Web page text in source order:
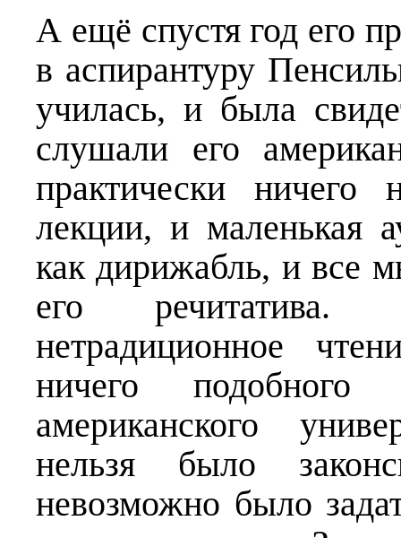
А ещё спустя год его
в аспирантуру
училась, и была
слушали его
практически
лекции, и маленькая
как дирижабль, и все
его
нетрадиционное
ничего
американского
нельзя было
невозможно было